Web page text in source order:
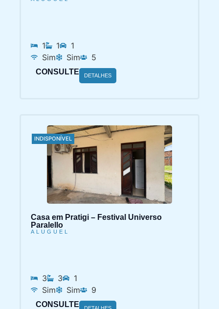
1 1
1
Sim
Sim 5
CONSULTE DETALHES
INDISPONÍVEL
Casa em Pratigi – Festival Universo
Paralello
ALUGUEL
3 3
1
Sim
Sim 9
CONSULTE DETALHES